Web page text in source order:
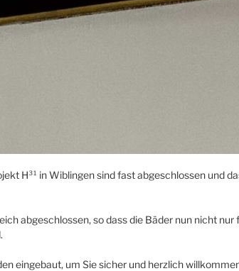
H³¹ in Wiblingen sind fast abgeschlossen und
abgeschlossen, so dass die Bäder nun nicht nur
eingebaut, um Sie sicher und herzlich